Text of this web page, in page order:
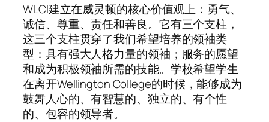
WLCI建立在威灵顿的核心价值观上：勇气、
诚信、尊重、责任和善良。它有三个支柱，
这三个支柱贯穿了我们希望培养的领袖类
型：具有强大人格力量的领袖；服务的愿望
和成为积极领袖所需的技能。学校希望学生
在离开Wellington College的时候，能够成为
鼓舞人心的、有智慧的、独立的、有个性
的、包容的领导者。